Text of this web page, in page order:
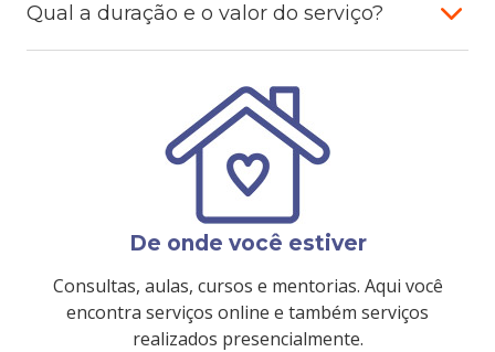
Qual a duração e o valor do serviço?
De onde você estiver
Consultas, aulas, cursos e mentorias. Aqui você
encontra serviços online e também serviços
realizados presencialmente.